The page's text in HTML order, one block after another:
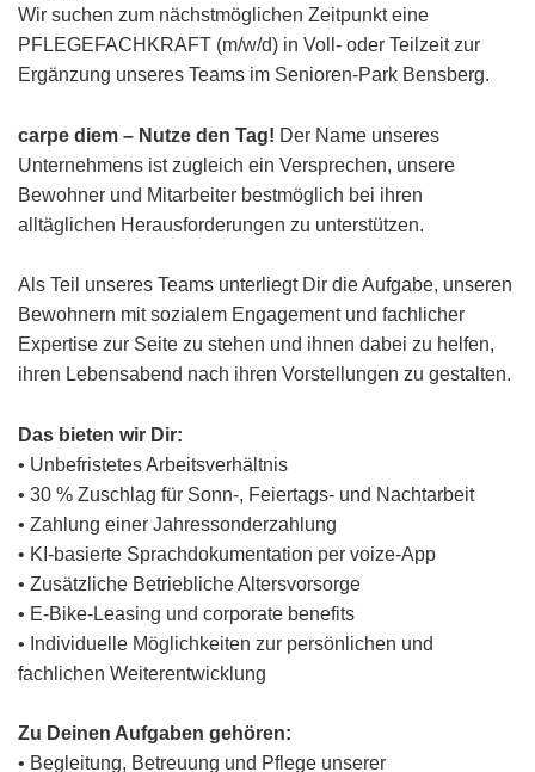
Wir suchen zum nächstmöglichen Zeitpunkt eine
PFLEGEFACHKRAFT (m/w/d) in Voll- oder Teilzeit zur
Ergänzung unseres Teams im Senioren-Park Bensberg.
carpe diem – Nutze den Tag! Der Name unseres
Unternehmens ist zugleich ein Versprechen, unsere
Bewohner und Mitarbeiter bestmöglich bei ihren
alltäglichen Herausforderungen zu unterstützen.
Als Teil unseres Teams unterliegt Dir die Aufgabe, unseren
Bewohnern mit sozialem Engagement und fachlicher
Expertise zur Seite zu stehen und ihnen dabei zu helfen,
ihren Lebensabend nach ihren Vorstellungen zu gestalten.
Das bieten wir Dir:
• Unbefristetes Arbeitsverhältnis
• 30 % Zuschlag für Sonn-, Feiertags- und Nachtarbeit
• Zahlung einer Jahressonderzahlung
• KI-basierte Sprachdokumentation per voize-App
• Zusätzliche Betriebliche Altersvorsorge
• E-Bike-Leasing und corporate benefits
• Individuelle Möglichkeiten zur persönlichen und
fachlichen Weiterentwicklung
Zu Deinen Aufgaben gehören:
• Begleitung, Betreuung und Pflege unserer